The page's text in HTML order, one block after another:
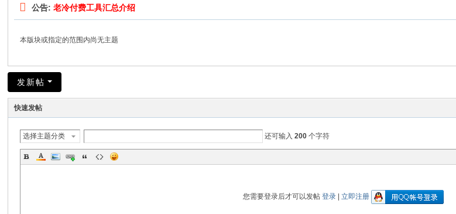
公告:老冷付费工具汇总介绍
本版块或指定的范围内尚无主题
发新帖
快速发帖
选择主题分类 还可输入200 个字符
您需要登录后才可以发帖登录 |立即注册